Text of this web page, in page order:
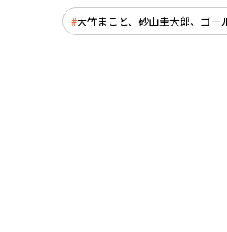
大竹まこと、砂山圭大郎、ゴー